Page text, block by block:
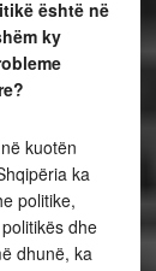
është në
ky
kuotën
ka
politike,
dhe
dhunë, ka